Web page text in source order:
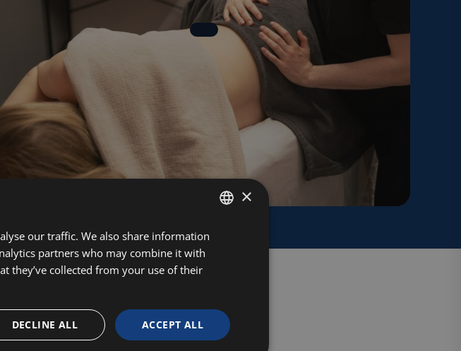
FINNISH
ENGLISH
×
our traffic. We also share information
partners who may combine it with
they’ve collected from your use of their
ACCEPT ALL
DECLINE ALL